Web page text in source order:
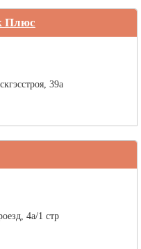
Плюс
39а
4а/1 стр